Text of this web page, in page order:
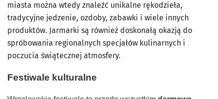
miasta można wtedy znaleźć unikalne rękodzieła,
tradycyjne jedzenie, ozdoby, zabawki i wiele innych
produktów. Jarmarki są również doskonałą okazją do
spróbowania regionalnych specjałów kulinarnych i
poczucia świątecznej atmosfery.
Festiwale kulturalne